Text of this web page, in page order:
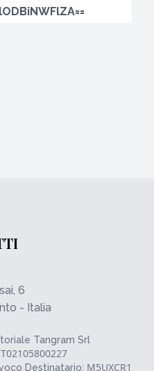
6
- Italia
Tangram Srl
Destinatario: M5UXCR1